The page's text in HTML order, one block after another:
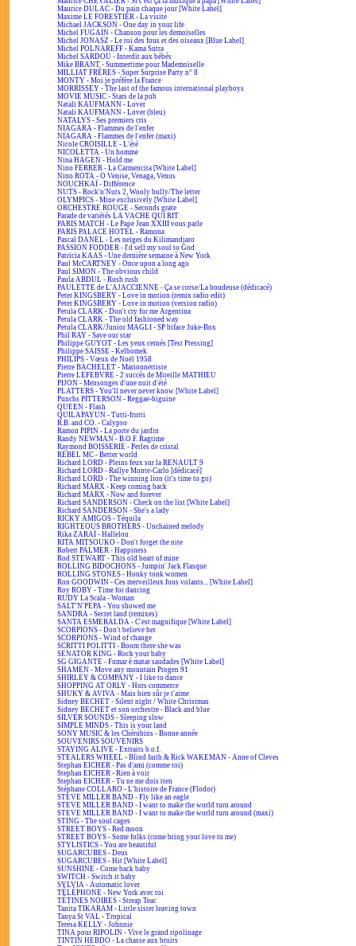
Maurice DULAC - Du pain chaque jour [White Label]
Maxime LE FORESTIER - La visite
Michael JACKSON - One day in your life
Michel FUGAIN - Chanson pour les demoiselles
Michel JONASZ - Le roi des fous et des oiseaux [Blue Label]
Michel POLNAREFF - Kama Sutra
Michel SARDOU - Interdit aux bébés
Mike BRANT - Summertime pour Mademoiselle
MILLIAT FRÈRES - Super Surprise Party n° 8
MONTY - Moi je préfère la France
MORRISSEY - The last of the famous international playboys
MOVIE MUSIC - Stars de la pub
Natali KAUFMANN - Lover
Natali KAUFMANN - Lover (bleu)
NATALYS - Ses premiers cris
NIAGARA - Flammes de l'enfer
NIAGARA - Flammes de l'enfer (maxi)
Nicole CROISILLE - L'été
NICOLETTA - Un homme
Nina HAGEN - Hold me
Nino FERRER - La Carmencita [White Label]
Nino ROTA - O Venise, Venaga, Venus
NOUCHKAÏ - Différence
NUTS - Rock'n'Nuts 2, Wooly bully/The letter
OLYMPICS - Mine exclusively [White Label]
ORCHESTRE ROUGE - Seconds grate
Parade de variétés LA VACHE QUI RIT
PARIS MATCH - Le Pape Jean XXIII vous parle
PARIS PALACE HOTEL - Ramona
Pascal DANEL - Les neiges du Kilimandjaro
PASSION FODDER - I'd sell my soul to God
Patricia KAAS - Une dernière semaine à New York
Paul McCARTNEY - Once upon a long ago
Paul SIMON - The obvious child
Paula ABDUL - Rush rush
PAULETTE de L'AJACCIENNE - Ça se corse/La boudeuse (dédicacé)
Peter KINGSBERY - Love in motion (remix radio edit)
Peter KINGSBERY - Love in motion (version radio)
Petula CLARK - Don't cry for me Argentina
Petula CLARK - The old fashioned way
Petula CLARK/Junior MAGLI - SP biface Juke-Box
Phil RAY - Save our star
Philippe GUYOT - Les yeux cernés [Test Pressing]
Philippe SAISSE - Kelbomek
PHILIPS - Vœux de Noël 1958
Pierre BACHELET - Marionnettiste
Pierre LEFEBVRE - 2 succès de Mireille MATHIEU
PIJON - Mensonges d'une nuit d'été
PLATTERS - You'll never never know [White Label]
Punchs PITTERSON - Reggae-biguine
QUEEN - Flash
QUILAPAYUN - Tutti-frutti
R.B. and CO. - Calypso
Ramon PIPIN - La porte du jardin
Randy NEWMAN - B.O.F. Ragtime
Raymond BOISSERIE - Perles de cristal
REBEL MC - Better world
Richard LORD - Pleins feux sur la RENAULT 9
Richard LORD - Rallye Monte-Carlo [dédicacé]
Richard LORD - The winning lion (it's time to go)
Richard MARX - Keep coming back
Richard MARX - Now and forever
Richard SANDERSON - Check on the list [White Label]
Richard SANDERSON - She's a lady
RICKY AMIGOS - Téquila
RIGHTEOUS BROTHERS - Unchained melody
Rika ZARAÏ - Hallelou
RITA MITSOUKO - Don't forget the nite
Robert PALMER - Happiness
Rod STEWART - This old heart of mine
ROLLING BIDOCHONS - Jumpin' Jack Flasque
ROLLING STONES - Honky tonk women
Ron GOODWIN - Ces merveilleux fous volants... [White Label]
Roy ROBY - Time for dancing
RUDY La Scala - Woman
SALT'N'PEPA - You showed me
SANDRA - Secret land (remixes)
SANTA ESMERALDA - C'est magnifique [White Label]
SCORPIONS - Don't believe her
SCORPIONS - Wind of change
SCRITTI POLITTI - Boom there she was
SENATOR KING - Rock your baby
SG GIGANTE - Fumar é matar saudades [White Label]
SHAMEN - Move any mountain Progen 91
SHIRLEY & COMPANY - I like to dance
SHOPPING AT ORLY - Hors commerce
SHUKY & AVIVA - Mais bien sûr je t'aime
Sidney BECHET - Silent night / White Christmas
Sidney BECHET et son orchestre - Black and blue
SILVER SOUNDS - Sleeping slow
SIMPLE MINDS - This is your land
SONY MUSIC & les Chérubins - Bonne année
SOUVENIRS SOUVENIRS
STAYING ALIVE - Extraits b.o.f.
STEALERS WHEEL - Blind faith & Rick WAKEMAN - Anne of Cleves
Stephan EICHER - Pas d'ami (comme toi)
Stephan EICHER - Rien à voir
Stephan EICHER - Tu ne me dois rien
Stéphane COLLARO - L'histoire de France (Flodor)
STEVE MILLER BAND - Fly like an eagle
STEVE MILLER BAND - I want to make the world turn around
STEVE MILLER BAND - I want to make the world turn around (maxi)
STING - The soul cages
STREET BOYS - Red moon
STREET BOYS - Some folks (come bring your love to me)
STYLISTICS - You are beautiful
SUGARCUBES - Deus
SUGARCUBES - Hit [White Label]
SUNSHINE - Come back baby
SWITCH - Switch it baby
SYLVIA - Automatic lover
TÉLÉPHONE - New York avec toi
TÉTINES NOIRES - Streap Teac
Tanita TIKARAM - Little sister leaving town
Tanya St VAL - Tropical
Teresa KELLY - Johnnie
TINA pour RIPOLIN - Vive le grand ripolinage
TINTIN HEBDO - La chasse aux bruits